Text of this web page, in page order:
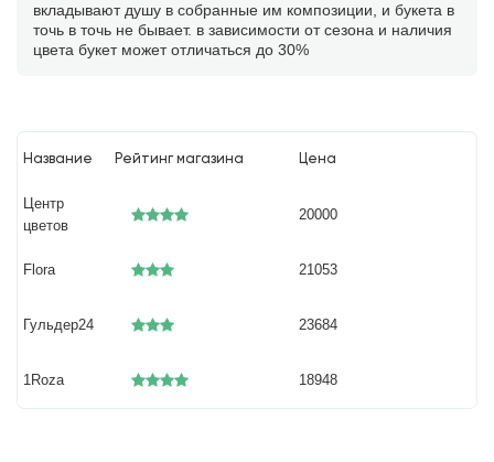
вкладывают душу в собранные им композиции, и букета в
точь в точь не бывает. в зависимости от сезона и наличия
цвета букет может отличаться до 30%
Название Рейтинг магазина Цена
Центр
цветов
20000
Flora 21053
Гульдер24 23684
1Roza 18948